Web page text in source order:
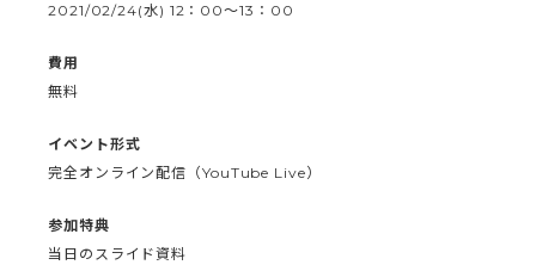
2021/02/24(水) 12：00〜13：00
費用
無料
イベント形式
完全オンライン配信（YouTube Live）
参加特典
当日のスライド資料